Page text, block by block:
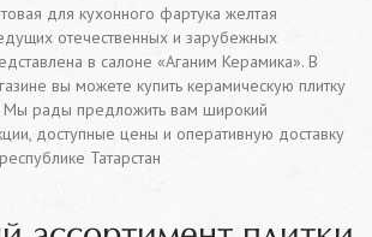
для кухонного фартука желтая
отечественных и зарубежных
в салоне «Аганим Керамика». В
вы можете купить керамическую плитку
Мы рады предложить вам широкий
доступные цены и оперативную доставку
Татарстан